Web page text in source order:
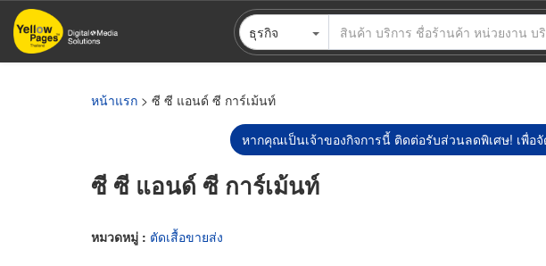
ข้าม
ไป
ธุรกิจ
หน้าแรก > ซี ซี แอนด์ ซี การ์เม้นท์
หากคุณเป็นเจ้าของกิจการนี้ ติดต่อรับส่วนลดพิเศษ! เพื่อ
ซี ซี แอนด์ ซี การ์เม้นท์
หมวดหมู่ : ตัดเสื้อขายส่ง